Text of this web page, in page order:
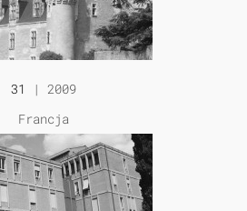
31
| 2009
Francja